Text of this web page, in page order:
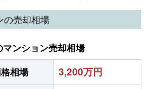
の売却相場
ンション売却相場
相場
3,200万円